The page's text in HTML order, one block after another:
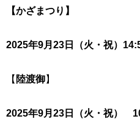
【かざまつり】
2025年9月23日（火・祝）
【 陸渡御】
2025年9月23日 （火・祝）